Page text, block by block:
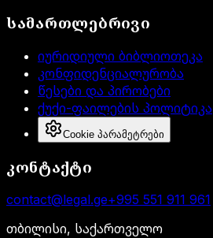
სამართლებრივი
იურიდიული ბიბლიოთეკა
კონფიდენციალურობა
წესები და პირობები
ქუქი-ფაილების პოლიტიკა
Cookie პარამეტრები
კონტაქტი
contact@legal.ge+995 551 911 961
თბილისი, საქართველო